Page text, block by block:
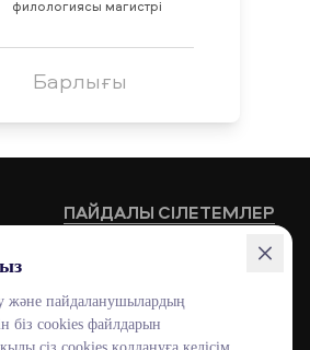
филологиясы магистрі
Барлығы
ПАЙДАЛЫ СІЛЕТЕМЛЕР
Documentolog
Canvas
және пайдаланушылардың
біз cookies файлдарын